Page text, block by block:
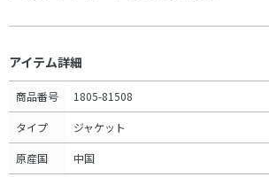
アイテム詳細
商品番号 1805-81508
タイプ ジャケット
原産国 中国